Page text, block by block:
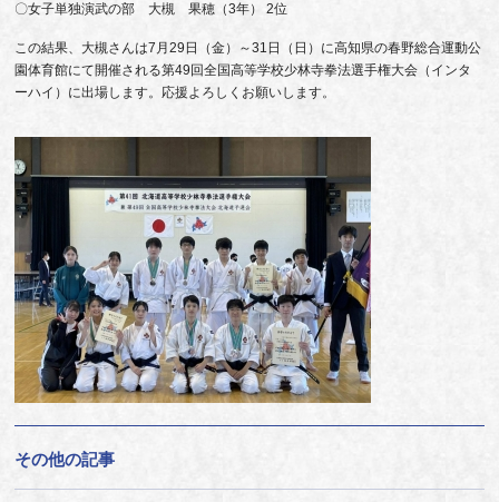
〇女子単独演武の部 大槻 果穂（3年） 2位
この結果、大槻さんは7月29日（金）～31日（日）に高知県の春野総合運動公
園体育館にて開催される第49回全国高等学校少林寺拳法選手権大会（インタ
ーハイ）に出場します。応援よろしくお願いします。
その他の記事